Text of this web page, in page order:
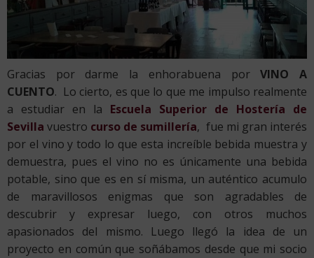
Gracias por darme la enhorabuena porVINO A
CUENTO. Lo cierto, es que lo que me impulso realmente
a estudiar en la Escuela Superior de Hostería de
Sevilla vuestro curso de sumillería, fue mi gran interés
por el vino y todo lo que esta increíble bebida muestra y
demuestra, pues el vino no es únicamente una bebida
potable, sino que es en sí misma, un auténtico acumulo
de maravillosos enigmas que son agradables de
descubrir y expresar luego, con otros muchos
apasionados del mismo. Luego llegó la idea de un
proyecto en común que soñábamos desde que mi socio